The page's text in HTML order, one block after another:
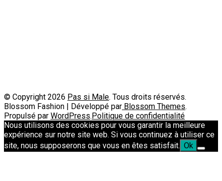
© Copyright 2026 Pas si Male. Tous droits réservés.
Blossom Fashion | Développé par Blossom Themes.
Propulsé par WordPress. Politique de confidentialité
Nous utilisons des cookies pour vous garantir la meilleure
expérience sur notre site web. Si vous continuez à utiliser ce
site, nous supposerons que vous en êtes satisfait. Ok